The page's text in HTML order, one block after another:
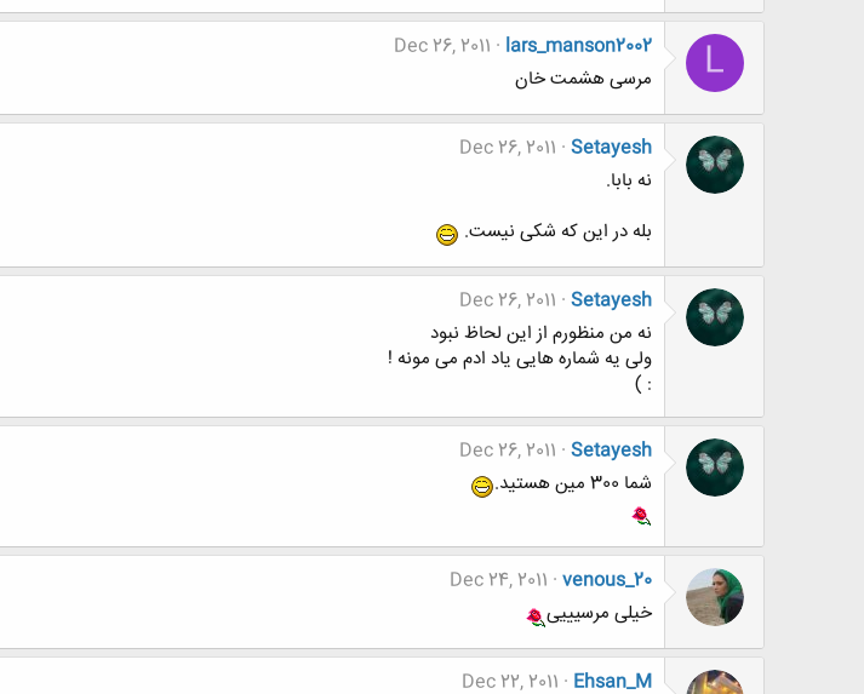
L
lars_manson2002
Dec 26, 2011
مرسی هشمت خان
Setayesh
Dec 26, 2011
نه بابا.
بله در این که شکی نیست.
Setayesh
Dec 26, 2011
نه من منظورم از این لحاظ نبود
ولی یه شماره هایی یاد ادم می مونه !
: )
Setayesh
Dec 26, 2011
شما 300 مین هستید.
venous_20
Dec 24, 2011
خیلی مرسیییی
Ehsan_M
Dec 22, 2011